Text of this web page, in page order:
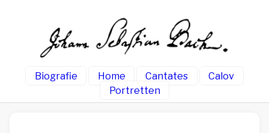
Biografie Home Cantates
Calov
Portretten